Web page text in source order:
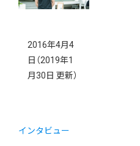
2016年4月4
日 （2019年1
月30日 更新）
インタビュー